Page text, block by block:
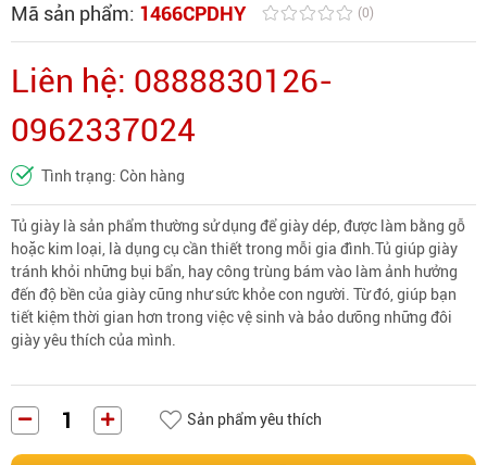
Mã sản phẩm: 1466CPDHY (0)
Liên hệ: 0888830126-
0962337024
Tình trạng: Còn hàng
Tủ giày là sản phẩm thường sử dụng để giày dép, được làm bằng gỗ
hoặc kim loại, là dụng cụ cần thiết trong mỗi gia đình.Tủ giúp giày
tránh khỏi những bụi bẩn, hay công trùng bám vào làm ảnh hưởng
đến độ bền của giày cũng như sức khỏe con người. Từ đó, giúp bạn
tiết kiệm thời gian hơn trong việc vệ sinh và bảo dưỡng những đôi
giày yêu thích của mình.
Sản phẩm yêu thích